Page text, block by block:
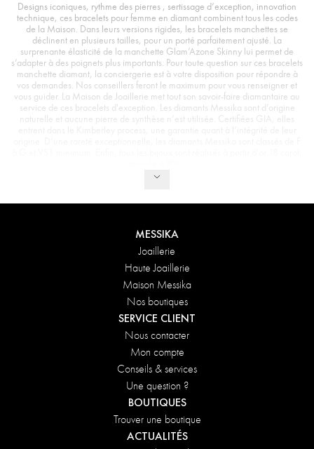
Designs iconiques, rythme des pierres , sertissage d’exception, innovation
technique, ces bracelets pour femme en diamant combinent tous les codes
de la Maison. Dans leurs versions rigides, les bracelets manchettes se
déclinent en plusieurs tailles, pour un porté parfaitement ajusté. La
surprenante élasticité de la manchette Glam’Azone Skinny lui permet de
s’adapter à des poignets plus importants. Pour toute question sur ces bracelets
manchette diamant, la conciergerie est à votre disposition pour répondre à
vos demandes. Nos conseillers feront le maximum pour vous renseigner et
vous guider. La Maison de Joaillerie met tout son savoir-faire diamantaire au
service de ces bracelets d'exception. Les diamants Messika sont d’origine
naturelle et aucune pierre de synthèse n’est utilisée. Certifiées GIA, elles
MESSIKA
Joaillerie
Haute Joaillerie
Maison Messika
Nos boutiques
SERVICE CLIENT
Nous contacter
Mon compte
Conseils & services
Une question ?
BOUTIQUES
Trouver une boutique
ACTUALITÉS